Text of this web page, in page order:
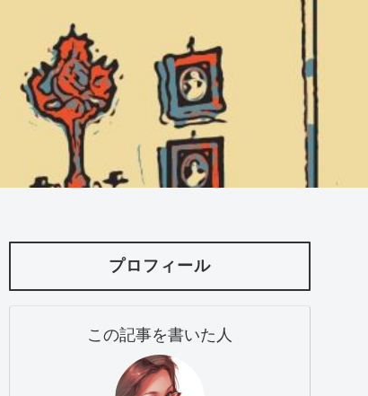
プロフィール
この記事を書いた人